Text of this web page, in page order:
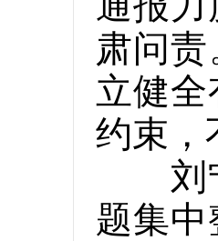
肃问
立健
约束，
刘宁
题集